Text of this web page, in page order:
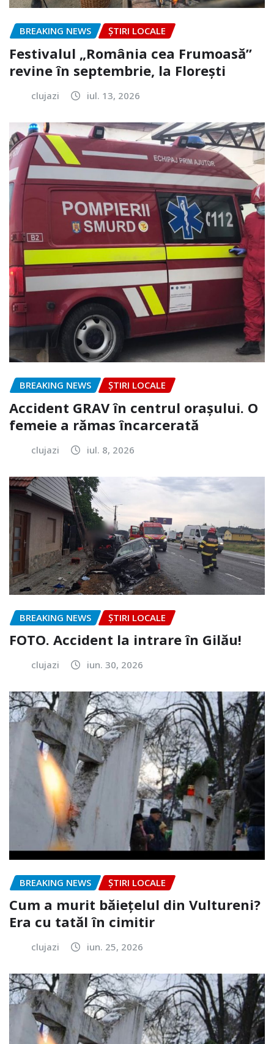
BREAKING NEWS ȘTIRI LOCALE
Festivalul „România cea Frumoasă”
revine în septembrie, la Florești
clujazi iul. 13, 2026
BREAKING NEWS ȘTIRI LOCALE
Accident GRAV în centrul orașului. O
femeie a rămas încarcerată
clujazi iul. 8, 2026
BREAKING NEWS ȘTIRI LOCALE
FOTO. Accident la intrare în Gilău!
clujazi iun. 30, 2026
BREAKING NEWS ȘTIRI LOCALE
Cum a murit băiețelul din Vultureni?
Era cu tatăl în cimitir
clujazi iun. 25, 2026